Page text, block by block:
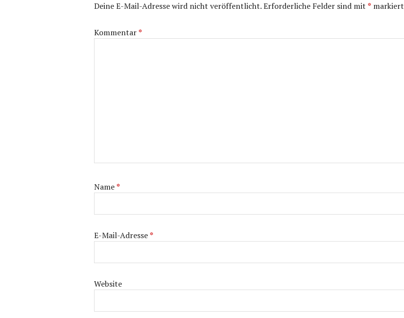
Deine E-Mail-Adresse wird nicht veröffentlicht.Erforderliche Felder sind mit * markiert
Kommentar*
Name*
E-Mail-Adresse*
Website